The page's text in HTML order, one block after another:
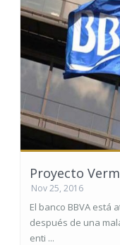
Proyecto
Nov 25, 2016
El banco BBVA
después de una
enti ...